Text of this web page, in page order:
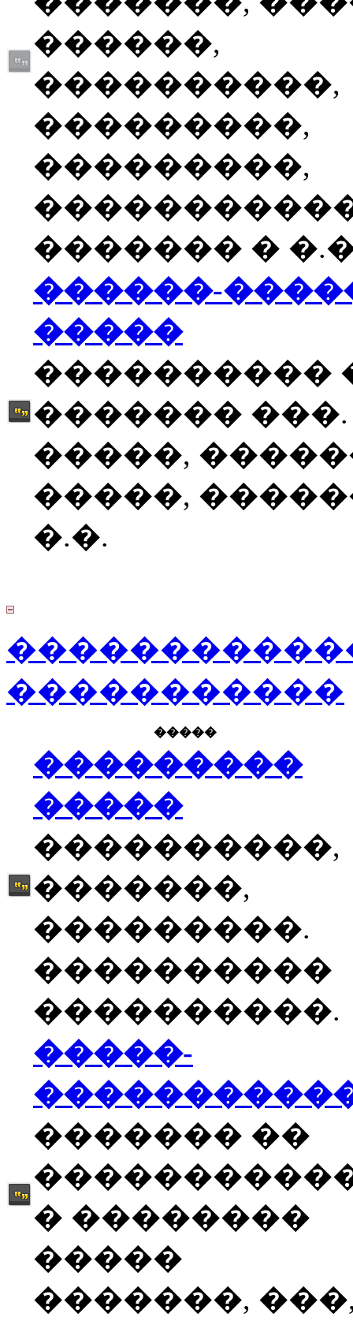
������,
����������,
���������,
���������,
������� �
������-
�����
����������
������� ���.
�����,
�����,
�.�.
�����������
�����
���������
�����
����������,
�������,
���������.
����������
����������.
�����-
������� ��
� ��������
�����
�������,